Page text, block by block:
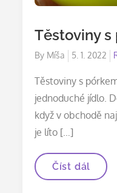
Těstoviny s
By Míša
Posted
5. 1. 2022
Těstoviny s
jednoduché jídlo.
když v obchodě
je líto […]
Těstoviny
s
Číst dál